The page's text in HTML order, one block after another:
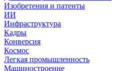
Изобретения и патенты
ИИ
Инфраструктура
Кадры
Конверсия
Космос
Легкая промышленность
Машиностроение